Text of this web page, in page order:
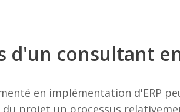
d'un consultant
en implémentation d'ERP
projet un processus